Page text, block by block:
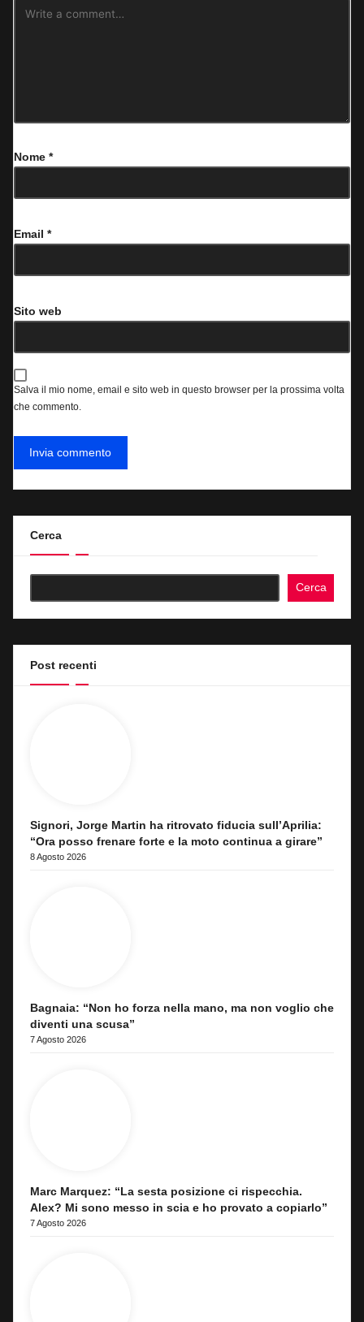
Nome *
Email *
Sito web
Salva il mio nome, email e sito web in questo browser per la prossima volta
che commento.
Cerca
Cerca
Post recenti
Signori, Jorge Martin ha ritrovato fiducia sull’Aprilia:
“Ora posso frenare forte e la moto continua a girare”
8 Agosto 2026
Bagnaia: “Non ho forza nella mano, ma non voglio che
diventi una scusa”
7 Agosto 2026
Marc Marquez: “La sesta posizione ci rispecchia.
Alex? Mi sono messo in scia e ho provato a copiarlo”
7 Agosto 2026